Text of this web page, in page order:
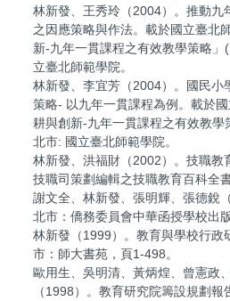
林新發、王秀玲（2004）。推動九
之因應策略與作法。載於國立臺北
新-九年一貫課程之有效教學策略
立臺北師範學院。
林新發、李宜芳（2004）。國民小
策略- 以九年一貫課程為例。載於
耕與創新-九年一貫課程之有效教
北市: 國立臺北師範學院。
林新發、洪福財（2002）。技職教
技職司策劃編輯之技職教育百科全書
謝文全、林新發、張明輝、張德銳
北市：僑務委員會中華函授學校出版
林新發（1999）。教育與學校行政
市：師大書苑，頁1-498。
歐用生、吳明清、黃炳煌、曾憲政
（1998）。教育研究院籌設規劃